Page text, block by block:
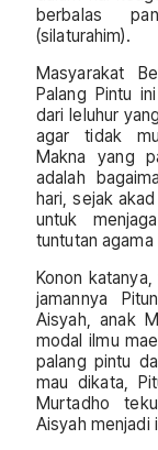
berbalas
(silaturahim).
Masyarakat
Palang Pintu
dari leluhur
agar tidak
Makna yang
adalah
hari, sejak
untuk
tuntutan agama
Konon
jamannya
Aisyah, anak
modal ilmu
palang pintu
mau dikata,
Murtadho
Aisyah menjadi